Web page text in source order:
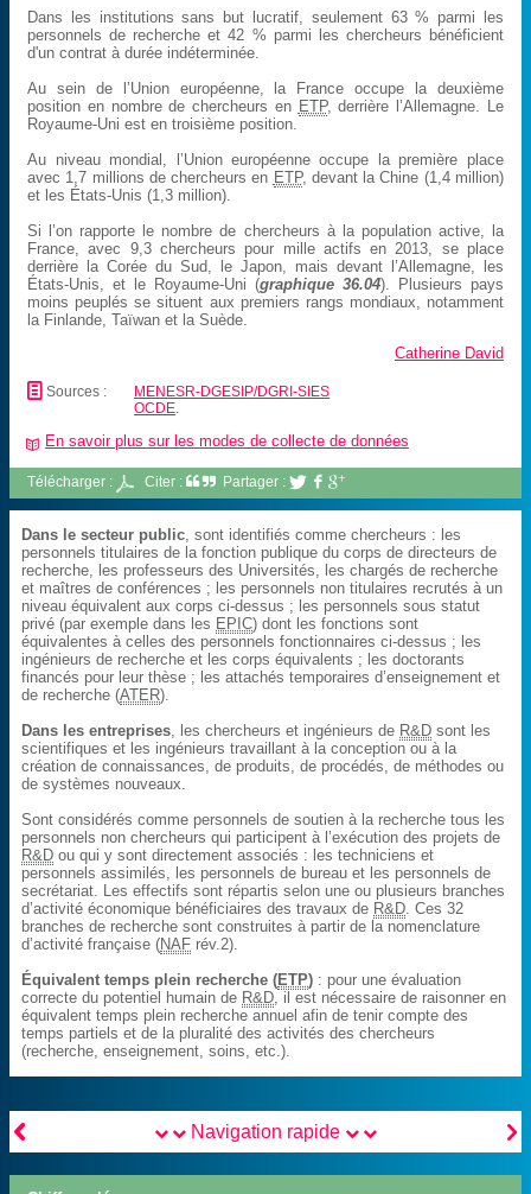
Dans les institutions sans but lucratif, seulement 63 % parmi les
personnels de recherche et 42 % parmi les chercheurs bénéficient
d'un contrat à durée indéterminée.
Au sein de l’Union européenne, la France occupe la deuxième
position en nombre de chercheurs en ETP, derrière l’Allemagne. Le
Royaume-Uni est en troisième position.
Au niveau mondial, l’Union européenne occupe la première place
avec 1,7 millions de chercheurs en ETP, devant la Chine (1,4 million)
et les États-Unis (1,3 million).
Si l’on rapporte le nombre de chercheurs à la population active, la
France, avec 9,3 chercheurs pour mille actifs en 2013, se place
derrière la Corée du Sud, le Japon, mais devant l’Allemagne, les
États-Unis, et le Royaume-Uni (graphique 36.04). Plusieurs pays
moins peuplés se situent aux premiers rangs mondiaux, notamment
la Finlande, Taïwan et la Suède.
Catherine David
📄 Sources :
MENESR-DGESIP/DGRI-SIES
OCDE.
📖 En savoir plus sur les modes de collecte de données
Télécharger : Citer : Partager :  
Dans le secteur public, sont identifiés comme chercheurs : les
personnels titulaires de la fonction publique du corps de directeurs de
recherche, les professeurs des Universités, les chargés de recherche
et maîtres de conférences ; les personnels non titulaires recrutés à un
niveau équivalent aux corps ci-dessus ; les personnels sous statut
privé (par exemple dans les EPIC) dont les fonctions sont
équivalentes à celles des personnels fonctionnaires ci-dessus ; les
ingénieurs de recherche et les corps équivalents ; les doctorants
financés pour leur thèse ; les attachés temporaires d’enseignement et
de recherche (ATER).
Dans les entreprises, les chercheurs et ingénieurs de R&D sont les
scientifiques et les ingénieurs travaillant à la conception ou à la
création de connaissances, de produits, de procédés, de méthodes ou
de systèmes nouveaux.
Sont considérés comme personnels de soutien à la recherche tous les
personnels non chercheurs qui participent à l’exécution des projets de
R&D ou qui y sont directement associés : les techniciens et
personnels assimilés, les personnels de bureau et les personnels de
secrétariat. Les effectifs sont répartis selon une ou plusieurs branches
d’activité économique bénéficiaires des travaux de R&D. Ces 32
branches de recherche sont construites à partir de la nomenclature
d’activité française (NAF rév.2).
Équivalent temps plein recherche (ETP) : pour une évaluation
correcte du potentiel humain de R&D, il est nécessaire de raisonner en
équivalent temps plein recherche annuel afin de tenir compte des
temps partiels et de la pluralité des activités des chercheurs
(recherche, enseignement, soins, etc.).
 
Navigation rapide